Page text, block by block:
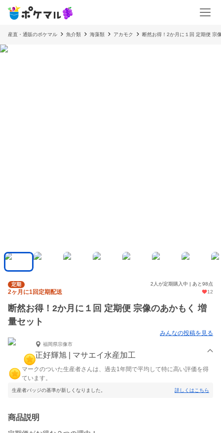
産直・通販のポケマル 魚介類 海藻類 アカモク 断然お得！2か月に１回 定期便 宗
定期 2人が定期購入中 | あと98点
2ヶ月に1回定期配送 12
断然お得！2か月に１回 定期便 宗像のあかもく 増
量セット
みんなの投稿を見る
福岡県宗像市
正好輝旭 | マサエイ水産加工
マークのついた生産者さんは、過去1年間で平均して特に高い評価を得
ています。
生産者バッジの基準が新しくなりました。 詳しくはこちら
商品説明